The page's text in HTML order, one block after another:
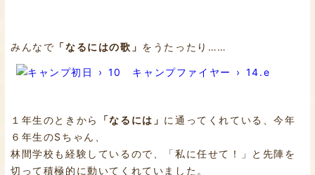
みんなで 「なるにはの歌」 をうたったり……
１年生のときから 「なるには」 に通ってくれている、今年
６年生のSちゃん、
林間学校も経験しているので、「私に任せて！」と先陣を
切って積極的に動いてくれていました。